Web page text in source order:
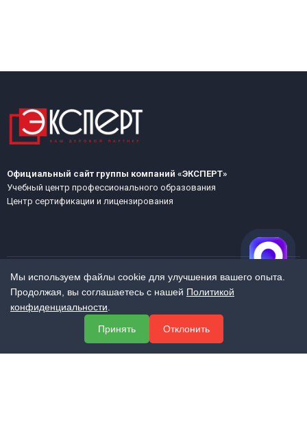
Официальный сайт группы компаний «ЭКСПЕРТ»
Учебный центр профессионального образования
Центр сертификации и лицензирования
МЕНЮ
Мы используем файлы cookie для улучшения вашего опыта.
Продолжая, вы соглашаетесь с нашей Политикой
конфиденциальности
Принять
Отклонить